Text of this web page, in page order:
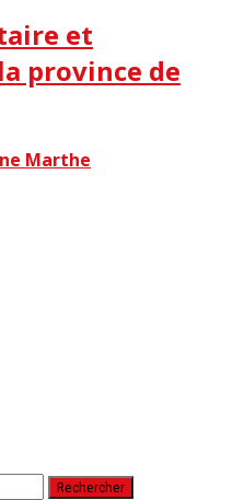
et
province de
Marthe